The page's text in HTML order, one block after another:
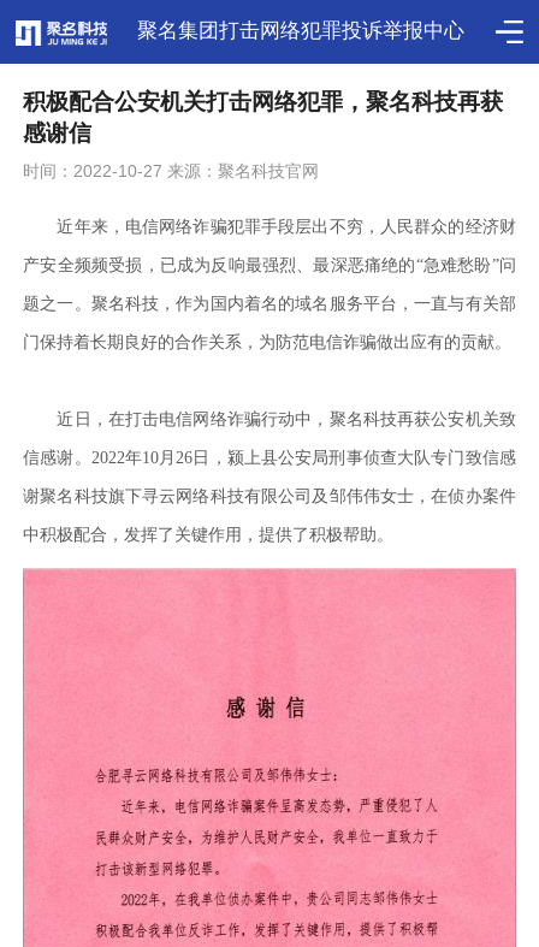
聚名集团打击网络犯罪投诉举报中心
积极配合公安机关打击网络犯罪，聚名科技再获
感谢信
时间：2022-10-27 来源：聚名科技官网
近年来，电信网络诈骗犯罪手段层出不穷，人民群众的经济财
产安全频频受损，已成为反响最强烈、最深恶痛绝的“急难愁盼”问
题之一。聚名科技，作为国内着名的域名服务平台，一直与有关部
门保持着长期良好的合作关系，为防范电信诈骗做出应有的贡献。
近日，在打击电信网络诈骗行动中，聚名科技再获公安机关致
信感谢。2022年10月26日，颍上县公安局刑事侦查大队专门致信感
谢聚名科技旗下寻云网络科技有限公司及邹伟伟女士，在侦办案件
中积极配合，发挥了关键作用，提供了积极帮助。